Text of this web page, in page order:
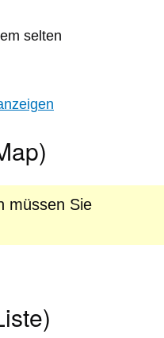
selten
müssen Sie